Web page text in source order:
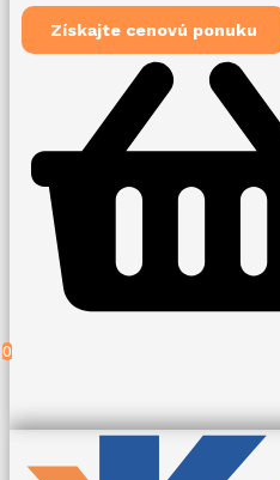
Získajte cenovú ponuku
0